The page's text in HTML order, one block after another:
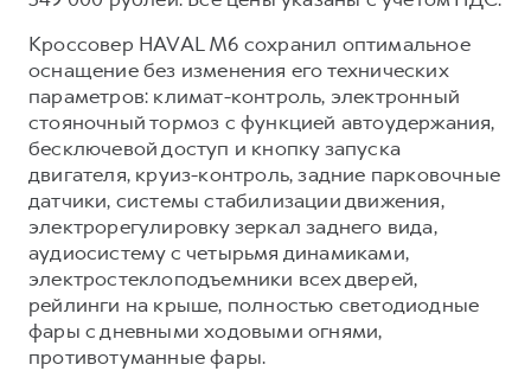
Коллекция CITY
Коллекция Базовая
Коллекция Детская
Коллекция Детская
Кроссовер HAVAL M6 сохранил оптимальное
оснащение без изменения его технических
параметров: климат-контроль, электронный
стояночный тормоз с функцией автоудержания,
бесключевой доступ и кнопку запуска
двигателя, круиз-контроль, задние парковочные
датчики, системы стабилизации движения,
электрорегулировку зеркал заднего вида,
аудиосистему с четырьмя динамиками,
электростеклоподъемники всех дверей,
рейлинги на крыше, полностью светодиодные
фары с дневными ходовыми огнями,
противотуманные фары.